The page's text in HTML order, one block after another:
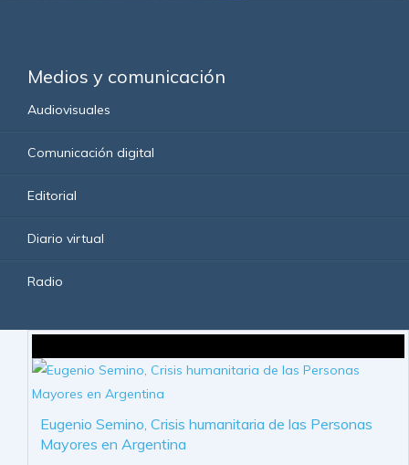
Medios y comunicación
Audiovisuales
Comunicación digital
Editorial
Diario virtual
Radio
Eugenio Semino, Crisis humanitaria de las Personas
Mayores en Argentina